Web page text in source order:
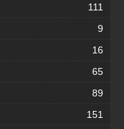
111
9
16
65
89
151